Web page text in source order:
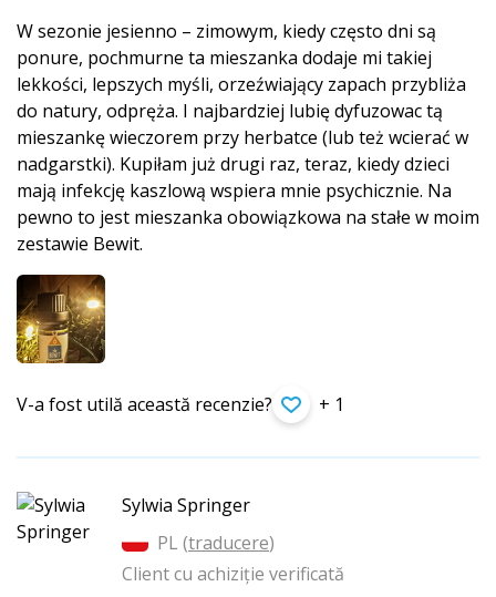
W sezonie jesienno – zimowym, kiedy często dni są
ponure, pochmurne ta mieszanka dodaje mi takiej
lekkości, lepszych myśli, orzeźwiający zapach przybliża
do natury, odpręża. I najbardziej lubię dyfuzowac tą
mieszankę wieczorem przy herbatce (lub też wcierać w
nadgarstki). Kupiłam już drugi raz, teraz, kiedy dzieci
mają infekcję kaszlową wspiera mnie psychicznie. Na
pewno to jest mieszanka obowiązkowa na stałe w moim
zestawie Bewit.
V-a fost utilă această recenzie? + 1
Sylwia Springer
PL (traducere)
Client cu achiziție verificată